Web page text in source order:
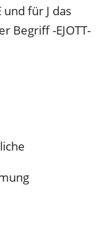
für J das
Begriff -EJOTT-